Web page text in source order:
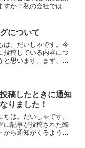
すか？私の会社では、
業」というものに興味を
について
は。だいしゃです。今
投稿している内容につ
と思います。まず、自
す…ブロ...
投稿したときに通知
りました！
ちは。だいしゃです。
に記事が投稿された際
から通知がくるよう設